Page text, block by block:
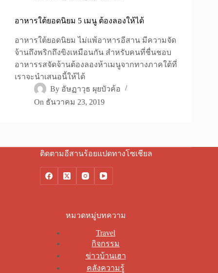
อาหารใต้ยอดนิยม 5 เมนู ต้องลองให้ได้
อาหารใต้ยอดนิยม ไม่แพ้อาหารอีสาน มีความจัด
จ้านถึงพริกถึงขิงเหมือนกัน สำหรับคนที่ชื่นชอบ
อาหารรสจัดจ้านต้องลองห้าเมนูจากทางภาคใต้ที่
เราจะนำเสนอนี้ให้ได้
By อัษฏาวุธ ผุยบัวค้อ
On ธันวาคม 23, 2019
ติดตามอีสานร้อยแปดทางโซเชียล
หมวดหมู่บทความ
Travel
กิจกรรม
ข่าวบ้านเฮา
คลังความรู้